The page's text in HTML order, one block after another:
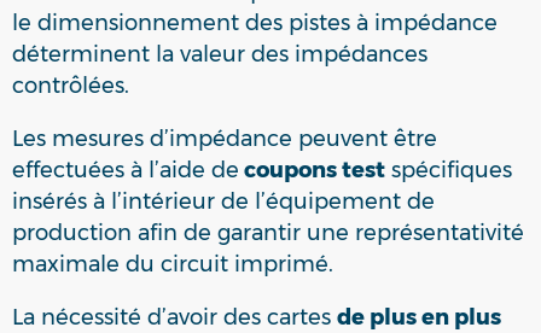
le dimensionnement des pistes à impédance
déterminent la valeur des impédances
contrôlées.
Les mesures d’impédance peuvent être
effectuées à l’aide de coupons test spécifiques
insérés à l’intérieur de l’équipement de
production afin de garantir une représentativité
maximale du circuit imprimé.
La nécessité d’avoir des cartes de plus en plus